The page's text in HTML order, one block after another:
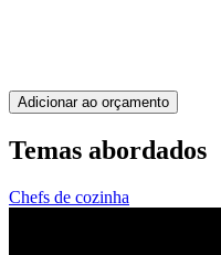
Adicionar ao orçamento
Temas abordados
Chefs de cozinha